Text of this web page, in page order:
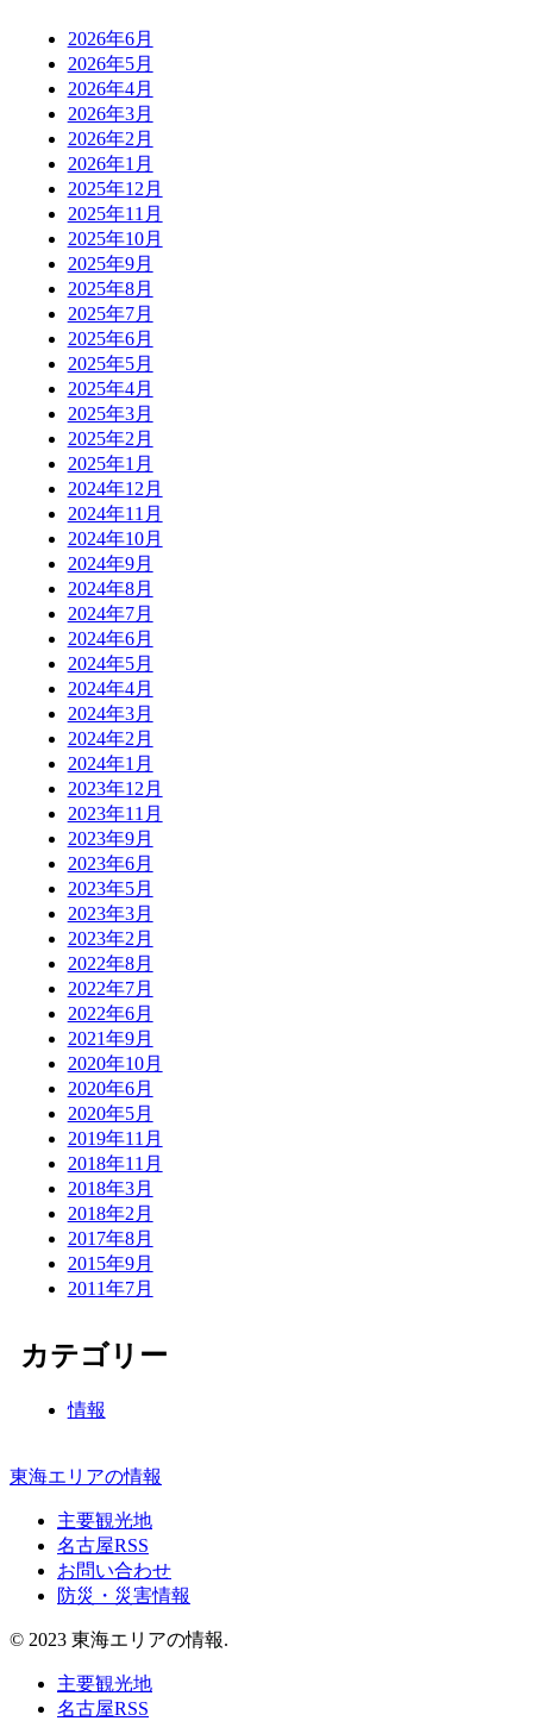
2026年6月
2026年5月
2026年4月
2026年3月
2026年2月
2026年1月
2025年12月
2025年11月
2025年10月
2025年9月
2025年8月
2025年7月
2025年6月
2025年5月
2025年4月
2025年3月
2025年2月
2025年1月
2024年12月
2024年11月
2024年10月
2024年9月
2024年8月
2024年7月
2024年6月
2024年5月
2024年4月
2024年3月
2024年2月
2024年1月
2023年12月
2023年11月
2023年9月
2023年6月
2023年5月
2023年3月
2023年2月
2022年8月
2022年7月
2022年6月
2021年9月
2020年10月
2020年6月
2020年5月
2019年11月
2018年11月
2018年3月
2018年2月
2017年8月
2015年9月
2011年7月
カテゴリー
情報
東海エリアの情報
主要観光地
名古屋RSS
お問い合わせ
防災・災害情報
© 2023 東海エリアの情報.
主要観光地
名古屋RSS